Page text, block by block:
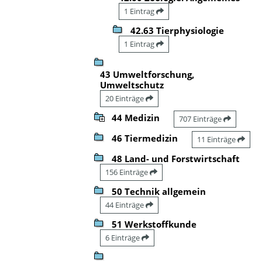
1 Eintrag
42.63 Tierphysiologie
1 Eintrag
43 Umweltforschung,
Umweltschutz
20 Einträge
44 Medizin 707 Einträge
46 Tiermedizin 11 Einträge
48 Land- und Forstwirtschaft
156 Einträge
50 Technik allgemein
44 Einträge
51 Werkstoffkunde
6 Einträge